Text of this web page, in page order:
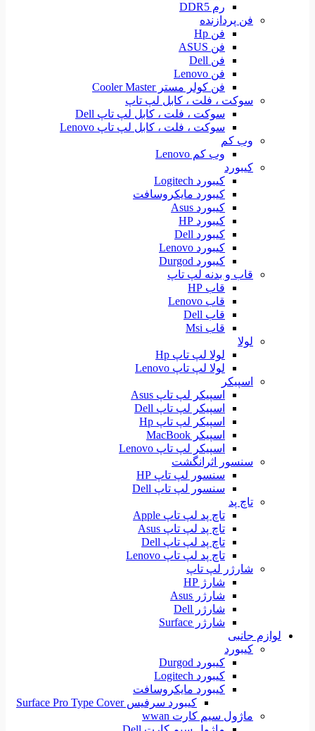
رم DDR5
فن پردازنده
فن Hp
فن ASUS
فن Dell
فن Lenovo
فن کولر مستر Cooler Master
سوکت ، فلت ، کابل لپ تاپ
سوکت ، فلت ، کابل لپ تاپ Dell
سوکت ، فلت ، کابل لپ تاپ Lenovo
وب کم
وب کم Lenovo
کیبورد
کیبورد Logitech
کیبورد مایکروسافت
کیبورد Asus
کیبورد HP
کیبورد Dell
کیبورد Lenovo
کیبورد Durgod
قاب و بدنه لپ تاپ
قاب HP
قاب Lenovo
قاب Dell
قاب Msi
لولا
لولا لپ تاپ Hp
لولا لپ تاپ Lenovo
اسپیکر
اسپیکر لپ تاپ Asus
اسپیکر لپ تاپ Dell
اسپیکر لپ تاپ Hp
اسپیکر MacBook
اسپیکر لپ تاپ Lenovo
سنسور اثرانگشت
سنسور لپ تاپ HP
سنسور لپ تاپ Dell
تاچ پد
تاچ پد لپ تاپ Apple
تاچ پد لپ تاپ Asus
تاچ پد لپ تاپ Dell
تاچ پد لپ تاپ Lenovo
شارژر لپ تاپ
شارژ HP
شارژر Asus
شارژر Dell
شارژر Surface
لوازم جانبی
کیبورد
کیبورد Durgod
کیبورد Logitech
کیبورد مایکروسافت
کیبورد سرفیس Surface Pro Type Cover
ماژول سیم کارت wwan